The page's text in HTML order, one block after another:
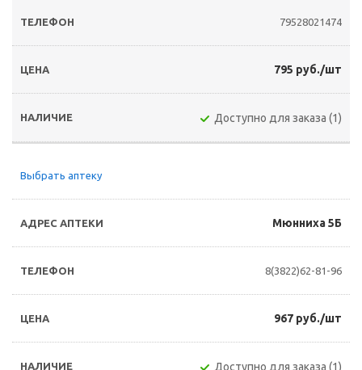
79528021474
795 руб./шт
Доступно для заказа (1)
Выбрать аптеку
Мюнниха 5Б
8(3822)62-81-96
967 руб./шт
Доступно для заказа (1)